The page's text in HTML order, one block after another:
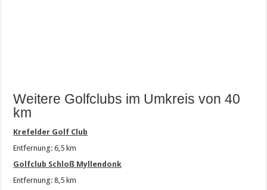
Weitere Golfclubs im Umkreis von 40
km
Krefelder Golf Club
Entfernung: 6,5 km
Golfclub Schloß Myllendonk
Entfernung: 8,5 km